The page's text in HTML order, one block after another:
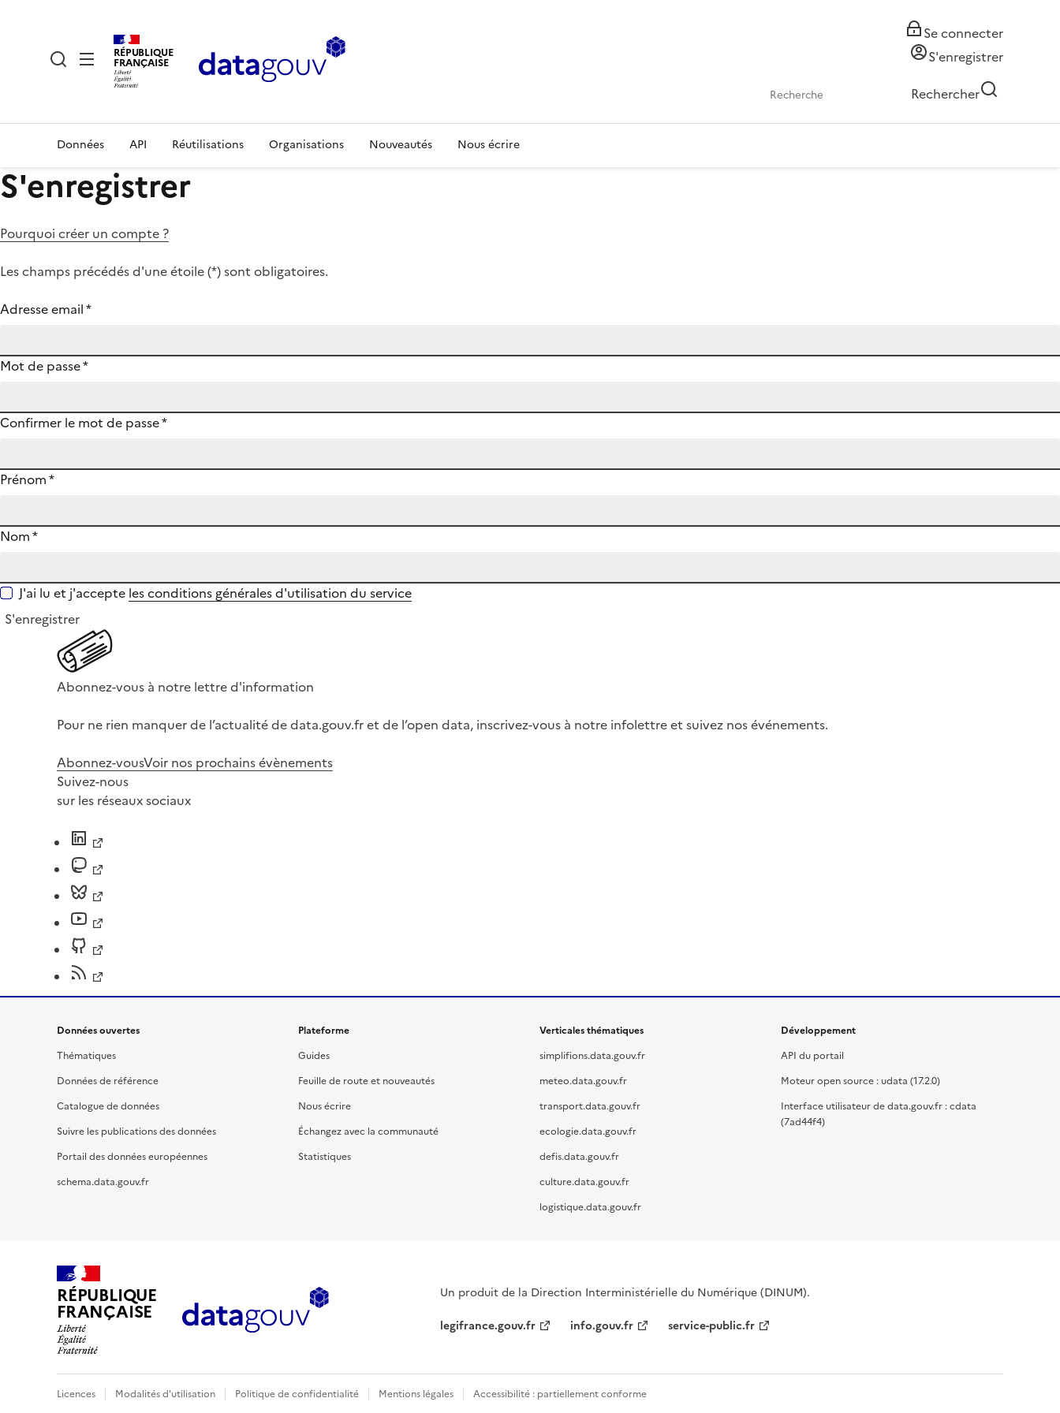
RÉPUBLIQUE
FRANÇAISE
Se connecter
S'enregistrer
Rechercher
Données API Réutilisations Organisations Nouveautés Nous écrire
S'enregistrer
Pourquoi créer un compte ?
Les champs précédés d'une étoile (*) sont obligatoires.
Adresse email*
Mot de passe*
Confirmer le mot de passe*
Prénom*
Nom*
J'ai lu et j'accepte les conditions générales d'utilisation du service
S'enregistrer
Abonnez-vous à notre lettre d'information
Pour ne rien manquer de l’actualité de data.gouv.fr et de l’open data, inscrivez-vous à notre infolettre et suivez nos événements.
Abonnez-vousVoir nos prochains évènements
Suivez-nous
sur les réseaux sociaux
Données ouvertes
Thématiques
Données de référence
Catalogue de données
Suivre les publications des données
Portail des données européennes
schema.data.gouv.fr
Plateforme
Guides
Feuille de route et nouveautés
Nous écrire
Échangez avec la communauté
Statistiques
Verticales thématiques
simplifions.data.gouv.fr
meteo.data.gouv.fr
transport.data.gouv.fr
ecologie.data.gouv.fr
defis.data.gouv.fr
culture.data.gouv.fr
logistique.data.gouv.fr
Développement
API du portail
Moteur open source : udata (17.2.0)
Interface utilisateur de data.gouv.fr : cdata
(7ad44f4)
RÉPUBLIQUE
FRANÇAISE
Un produit de la Direction Interministérielle du Numérique (DINUM).
legifrance.gouv.fr
info.gouv.fr service-public.fr
Licences Modalités d'utilisation Politique de confidentialité Mentions légales Accessibilité : partiellement conforme